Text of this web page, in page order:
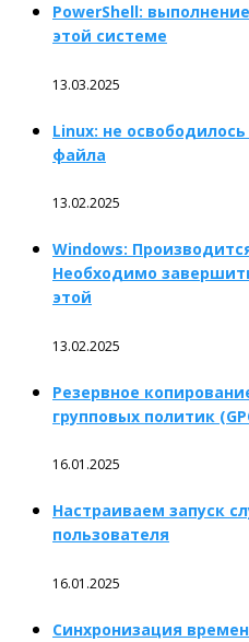
PowerShell:
этой системе
13.03.2025
Linux: не
файла
13.02.2025
Windows:
Необходимо
этой
13.02.2025
Резервное
групповых политик
16.01.2025
Настраиваем запуск
пользователя
16.01.2025
Синхронизация